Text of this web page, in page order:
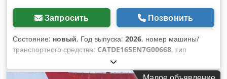
Запросить Позвонить
Состояние: новый, Год выпуска: 2026, номер машины/
транспортного средства: CATDE165EN7G00668, тип
, производитель двигателей:
C7.1, Назначение: строительство Собственный вес: 1 926 кг